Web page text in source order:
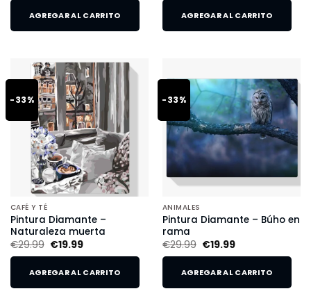
AGREGAR AL CARRITO AGREGAR AL CARRITO
-33%
CAFÉ Y TÉ
Pintura Diamante –
Naturaleza muerta
€29.99 €19.99
AGREGAR AL CARRITO
-33%
ANIMALES
Pintura Diamante – Búho en
rama
€29.99 €19.99
AGREGAR AL CARRITO